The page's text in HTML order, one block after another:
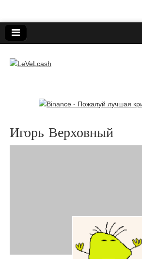
LeVeLcash
Игорь Верховный